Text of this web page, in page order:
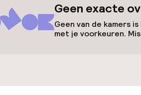
Entertainment
Geen exacte
Geen van de kamers
met je voorkeuren.